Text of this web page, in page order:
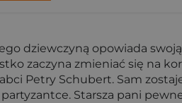
dziewczyną opowiada
zaczyna zmieniać się na
Petry Schubert. Sam
Starsza pani